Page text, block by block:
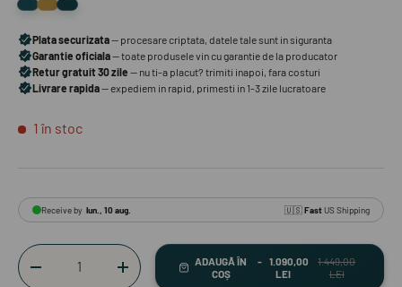
1 în stoc
Cantitate
-
+
ADAUGĂ ÎN
COȘ
1.090,00
LEI
1.449,00
LEI